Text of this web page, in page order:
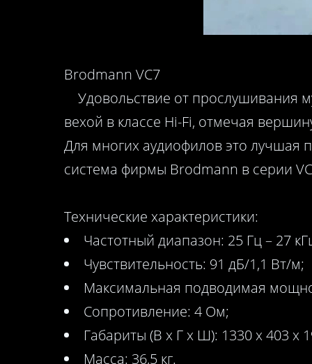
Brodmann VC7
Удовольствие от прослушивания
вехой в классе Hi-Fi, отмечая
Для многих аудиофилов это лучшая
система фирмы Brodmann в серии
Технические характеристики:
Частотный диапазон: 25 Гц – 27
Чувствительность: 91 дБ/1,1 Вт/м;
Максимальная подводимая
Сопротивление: 4 Ом;
Габариты (В х Г х Ш): 1330 х 403 х
Масса: 36,5 кг.